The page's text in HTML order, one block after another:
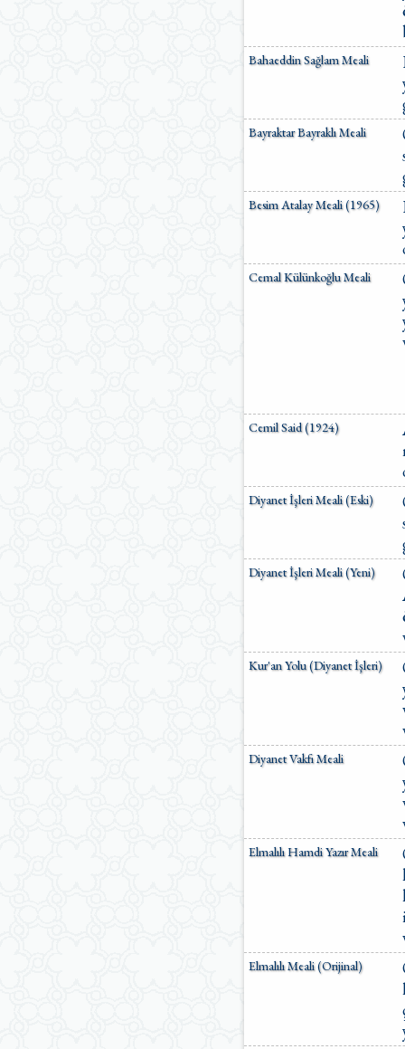
Bahaeddin Sağlam Meali
Bayraktar Bayraklı Meali
Besim Atalay Meali (1965)
Cemal Külünkoğlu Meali
Cemil Said (1924)
Diyanet İşleri Meali (Eski)
Diyanet İşleri Meali (Yeni)
Kur'an Yolu (Diyanet İşleri)
Diyanet Vakfı Meali
Elmalılı Hamdi Yazır Meali
Elmalılı Meali (Orijinal)